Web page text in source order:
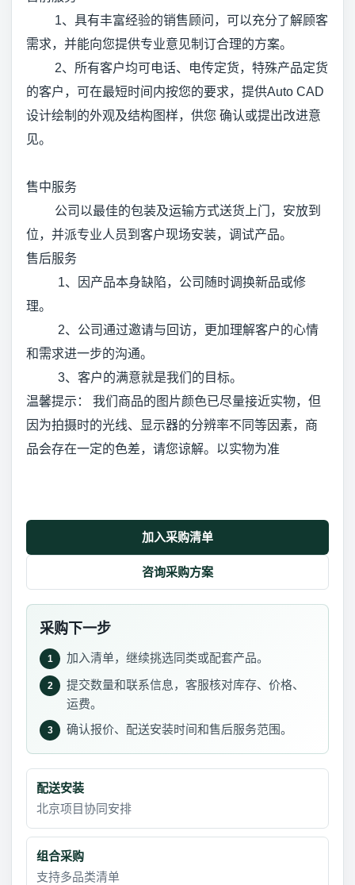
1、具有丰富经验的销售顾问，可以充分了解顾客
需求，并能向您提供专业意见制订合理的方案。
2、所有客户均可电话、电传定货，特殊产品定货
的客户，可在最短时间内按您的要求，提供Auto CAD
设计绘制的外观及结构图样，供您 确认或提出改进意
见。
售中服务
公司以最佳的包装及运输方式送货上门，安放到
位，并派专业人员到客户现场安装，调试产品。
售后服务
1、因产品本身缺陷，公司随时调换新品或修
理。
2、公司通过邀请与回访，更加理解客户的心情
和需求进一步的沟通。
3、客户的满意就是我们的目标。
温馨提示： 我们商品的图片颜色已尽量接近实物，但
因为拍摄时的光线、显示器的分辨率不同等因素，商
品会存在一定的色差，请您谅解。以实物为准
加入采购清单
咨询采购方案
采购下一步
1 加入清单，继续挑选同类或配套产品。
2
提交数量和联系信息，客服核对库存、价格、
运费。
3 确认报价、配送安装时间和售后服务范围。
配送安装
北京项目协同安排
组合采购
支持多品类清单